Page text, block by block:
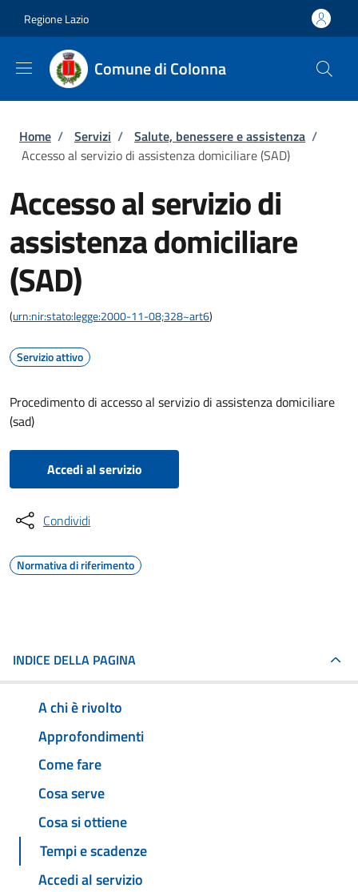
Regione Lazio
Comune di Colonna
Briciole di pane
Home / Servizi / Salute, benessere e assistenza /
Accesso al servizio di assistenza domiciliare (SAD)
Accesso al servizio di
assistenza domiciliare
(SAD)
(urn:nir:stato:legge:2000-11-08;328~art6)
Servizio attivo
Procedimento di accesso al servizio di assistenza domiciliare
(sad)
Accedi al servizio
Condividi
Normativa di riferimento
INDICE DELLA PAGINA
A chi è rivolto
Approfondimenti
Come fare
Cosa serve
Cosa si ottiene
Tempi e scadenze
Accedi al servizio